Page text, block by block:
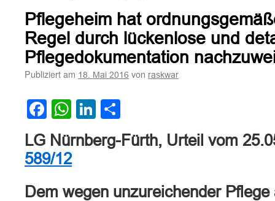
Pflegeheim hat
Regel durch lückenlose und
Pflegedokumentation
Publiziert am 18. Mai 2016 von raskwar
Facebook
WhatsApp
LinkedIn
LG Nürnberg-Fürth, Urteil vom
589/12
Dem wegen unzureichender